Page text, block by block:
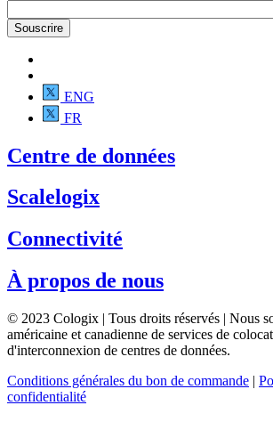
ENG
FR
Centre de données
Scalelogix
Connectivité
À propos de nous
© 2023 Cologix | Tous droits réservés | Nous
américaine et canadienne de services de
d'interconnexion de centres de données.
Conditions générales du bon de commande |
confidentialité